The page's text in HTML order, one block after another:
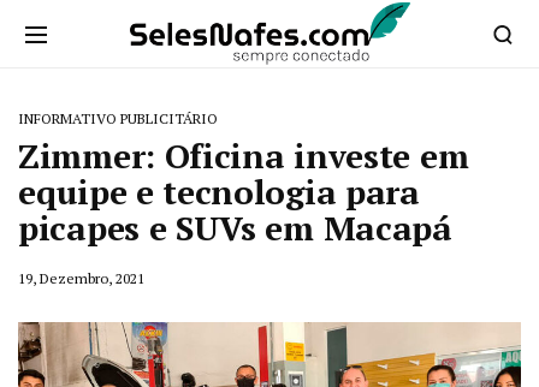
INFORMATIVO PUBLICITÁRIO
Zimmer: Oficina investe em
equipe e tecnologia para
picapes e SUVs em Macapá
19, Dezembro, 2021